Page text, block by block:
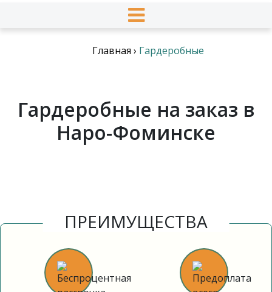
Главная › Гардеробные
Гардеробные на заказ в
Наро-Фоминске
ПРЕИМУЩЕСТВА